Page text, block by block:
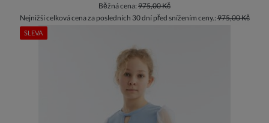
Běžná cena: 975,00 Kč
Nejnižší celková cena za posledních 30 dní před snížením ceny.:975,00 Kč
SLEVA